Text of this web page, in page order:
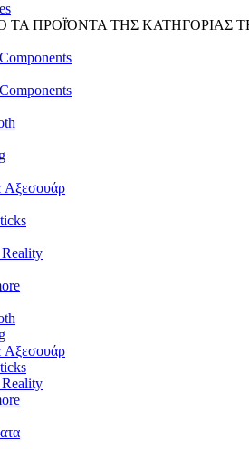
ΤΑ ΠΡΟΪΌΝΤΑ ΤΗΣ ΚΑΤΗΓΟΡΙΑΣ
Αξεσουάρ
Αξεσουάρ